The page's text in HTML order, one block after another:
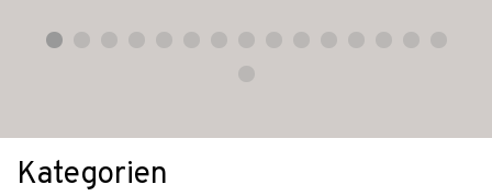
Kategorien